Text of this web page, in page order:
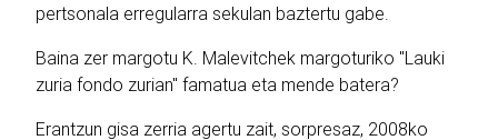
pertsonala erregularra sekulan baztertu gabe.
Baina zer margotu K. Malevitchek margoturiko "Lauki
zuria fondo zurian" famatua eta mende batera?
Erantzun gisa zerria agertu zait, sorpresaz, 2008ko